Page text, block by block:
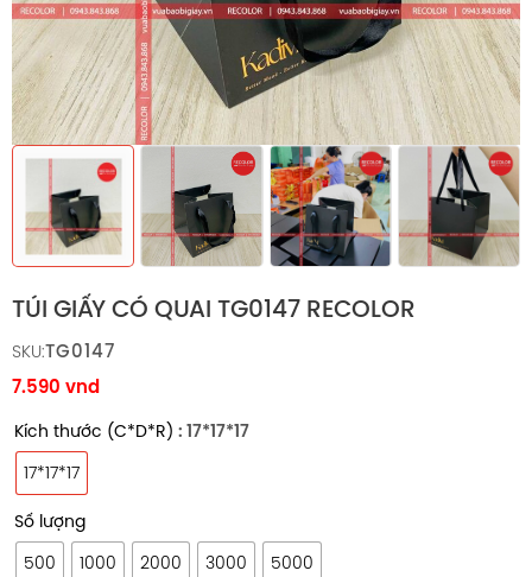
TÚI GIẤY CÓ QUAI TG0147 RECOLOR
SKU:TG0147
7.590 vnd
Kích thước (C*D*R) : 17*17*17
17*17*17
Số lượng
500
1000 2000 3000 5000